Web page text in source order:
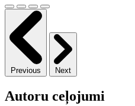
Previous Next
Autoru ceļojumi